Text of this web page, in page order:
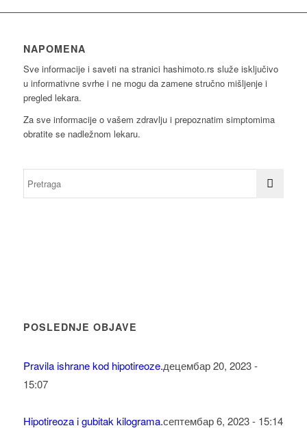
NAPOMENA
Sve informacije i saveti na stranici hashimoto.rs služe isključivo
u informativne svrhe i ne mogu da zamene stručno mišljenje i
pregled lekara.
Za sve informacije o vašem zdravlju i prepoznatim simptomima
obratite se nadležnom lekaru.
POSLEDNJE OBJAVE
Pravila ishrane kod hipotireoze.децембар 20, 2023 -
15:07
Hipotireoza i gubitak kilograma.септембар 6, 2023 - 15:14